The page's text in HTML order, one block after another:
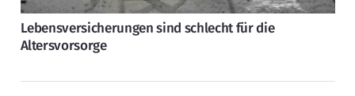
Lebensversicherungen sind schlecht für die
Altersvorsorge